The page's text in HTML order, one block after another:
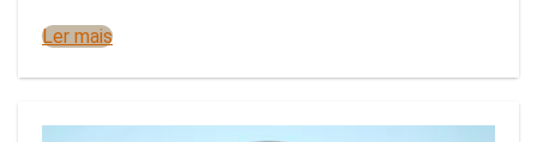
Ler mais